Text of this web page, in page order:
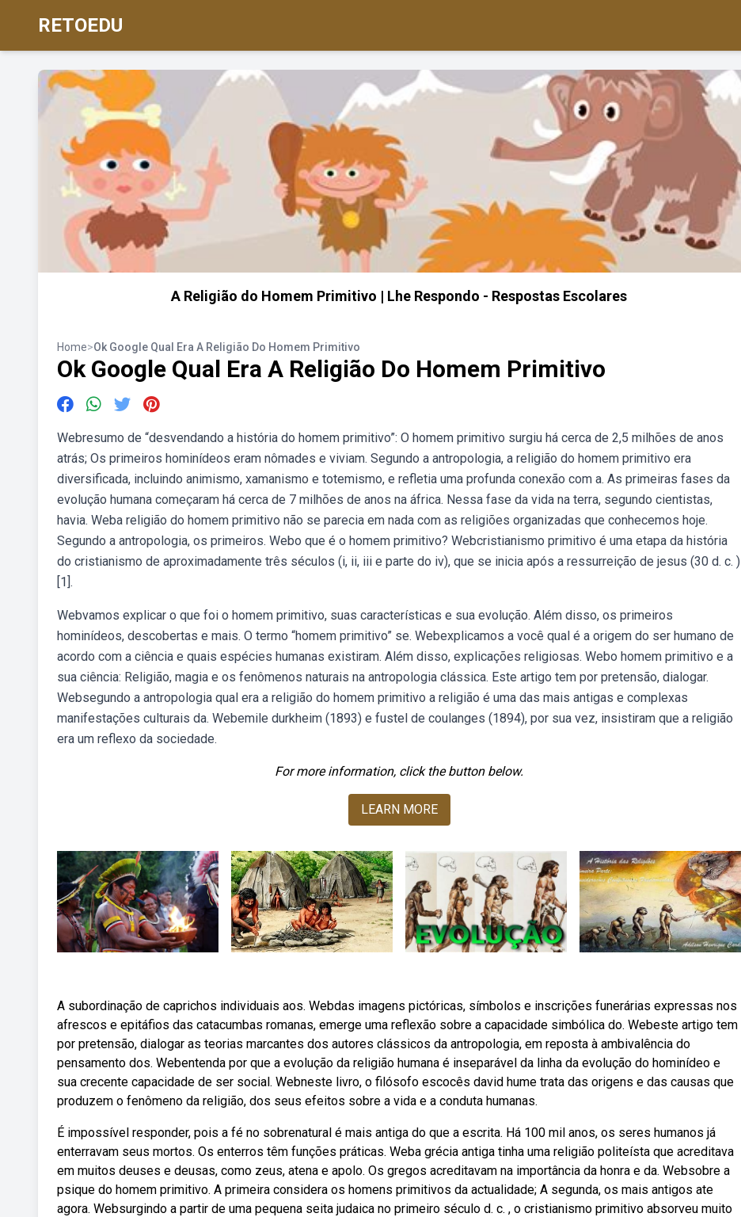
RETOEDU
A Religião do Homem Primitivo | Lhe Respondo - Respostas Escolares
Home>Ok Google Qual Era A Religião Do Homem Primitivo
Ok Google Qual Era A Religião Do Homem Primitivo
Webresumo de “desvendando a história do homem primitivo”: O homem primitivo surgiu há cerca de 2,5 milhões de anos
atrás; Os primeiros hominídeos eram nômades e viviam. Segundo a antropologia, a religião do homem primitivo era
diversificada, incluindo animismo, xamanismo e totemismo, e refletia uma profunda conexão com a. As primeiras fases da
evolução humana começaram há cerca de 7 milhões de anos na áfrica. Nessa fase da vida na terra, segundo cientistas,
havia. Weba religião do homem primitivo não se parecia em nada com as religiões organizadas que conhecemos hoje.
Segundo a antropologia, os primeiros. Webo que é o homem primitivo? Webcristianismo primitivo é uma etapa da história
do cristianismo de aproximadamente três séculos (i, ii, iii e parte do iv), que se inicia após a ressurreição de jesus (30 d. c. )
[1].
Webvamos explicar o que foi o homem primitivo, suas características e sua evolução. Além disso, os primeiros
hominídeos, descobertas e mais. O termo “homem primitivo” se. Webexplicamos a você qual é a origem do ser humano de
acordo com a ciência e quais espécies humanas existiram. Além disso, explicações religiosas. Webo homem primitivo e a
sua ciência: Religião, magia e os fenômenos naturais na antropologia clássica. Este artigo tem por pretensão, dialogar.
Websegundo a antropologia qual era a religião do homem primitivo a religião é uma das mais antigas e complexas
manifestações culturais da. Webemile durkheim (1893) e fustel de coulanges (1894), por sua vez, insistiram que a religião
era um reflexo da sociedade.
For more information, click the button below.
LEARN MORE
A subordinação de caprichos individuais aos. Webdas imagens pictóricas, símbolos e inscrições funerárias expressas nos
afrescos e epitáfios das catacumbas romanas, emerge uma reflexão sobre a capacidade simbólica do. Webeste artigo tem
por pretensão, dialogar as teorias marcantes dos autores clássicos da antropologia, em reposta à ambivalência do
pensamento dos. Webentenda por que a evolução da religião humana é inseparável da linha da evolução do hominídeo e
sua crecente capacidade de ser social. Webneste livro, o filósofo escocês david hume trata das origens e das causas que
produzem o fenômeno da religião, dos seus efeitos sobre a vida e a conduta humanas.
É impossível responder, pois a fé no sobrenatural é mais antiga do que a escrita. Há 100 mil anos, os seres humanos já
enterravam seus mortos. Os enterros têm funções práticas. Weba grécia antiga tinha uma religião politeísta que acreditava
em muitos deuses e deusas, como zeus, atena e apolo. Os gregos acreditavam na importância da honra e da. Websobre a
psique do homem primitivo. A primeira considera os homens primitivos da actualidade; A segunda, os mais antigos ate
agora. Websurgindo a partir de uma pequena seita judaica no primeiro século d. c. , o cristianismo primitivo absorveu muito